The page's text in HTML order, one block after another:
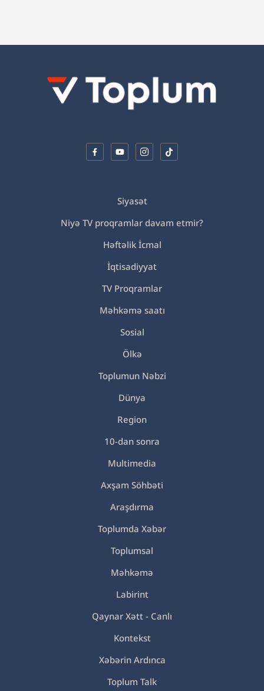
Siyasət
Niyə TV proqramlar davam etmir?
Həftəlik İcmal
İqtisadiyyat
TV Proqramlar
Məhkəmə saatı
Sosial
Ölkə
Toplumun Nəbzi
Dünya
Region
10-dan sonra
Multimedia
Axşam Söhbəti
Araşdırma
Toplumda Xəbər
Toplumsal
Məhkəmə
Labirint
Qaynar Xətt - Canlı
Kontekst
Xəbərin Ardınca
Toplum Talk